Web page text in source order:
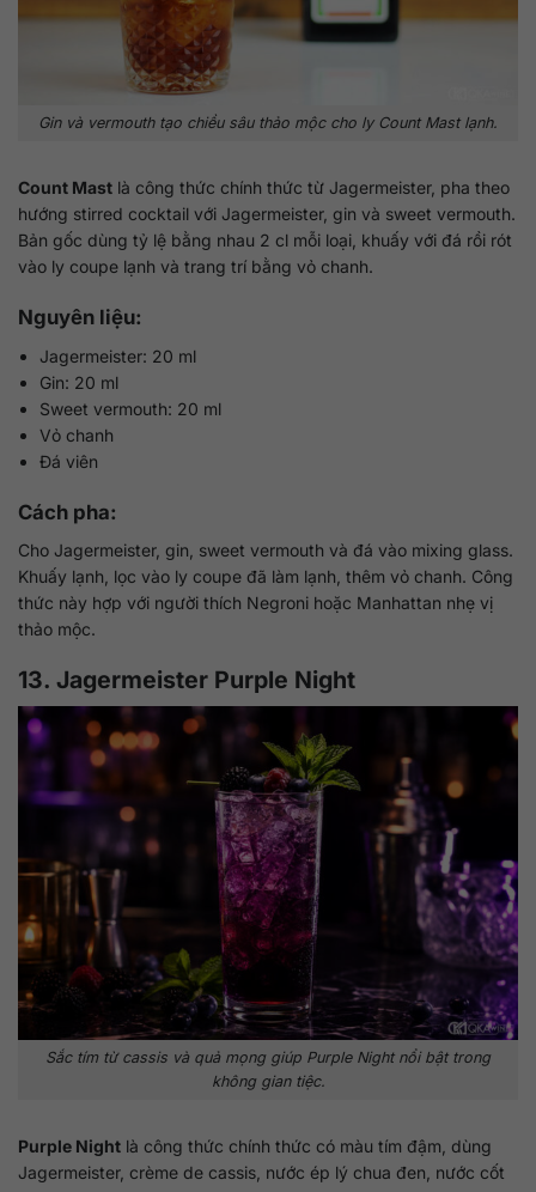
Gin và vermouth tạo chiều sâu thảo mộc cho ly Count Mast lạnh.
Count Mast là công thức chính thức từ Jagermeister, pha theo
hướng stirred cocktail với Jagermeister, gin và sweet vermouth.
Bản gốc dùng tỷ lệ bằng nhau 2 cl mỗi loại, khuấy với đá rồi rót
vào ly coupe lạnh và trang trí bằng vỏ chanh.
Nguyên liệu:
Jagermeister: 20 ml
Gin: 20 ml
Sweet vermouth: 20 ml
Vỏ chanh
Đá viên
Cách pha:
Cho Jagermeister, gin, sweet vermouth và đá vào mixing glass.
Khuấy lạnh, lọc vào ly coupe đã làm lạnh, thêm vỏ chanh. Công
thức này hợp với người thích Negroni hoặc Manhattan nhẹ vị
thảo mộc.
13. Jagermeister Purple Night
Sắc tím từ cassis và quả mọng giúp Purple Night nổi bật trong
không gian tiệc.
Purple Night là công thức chính thức có màu tím đậm, dùng
Jagermeister, crème de cassis, nước ép lý chua đen, nước cốt